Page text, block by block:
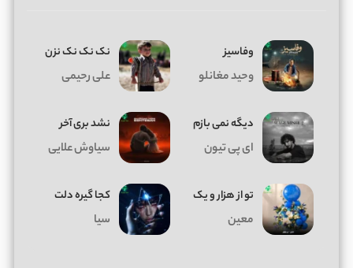
وفاسیز
وحید مغانلو
نک نک نک نزن
علی رحیمی
دیگه نمی بازم
ای پی تیون
نشد بری آخر
سیاوش علایی
تو از هزار و یک
معین
کجا گیره دلت
سیا